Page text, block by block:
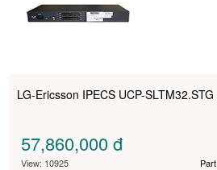
LG-Ericsson IPECS UCP-
57,860,000đ
View: 10925